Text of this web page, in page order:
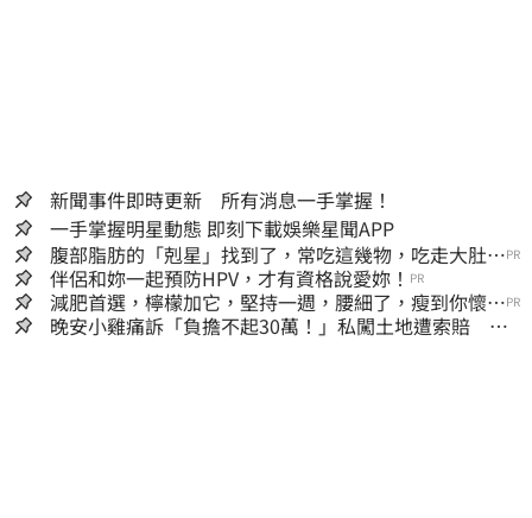
新聞事件即時更新 所有消息一手掌握！
一手掌握明星動態 即刻下載娛樂星聞APP
腹部脂肪的「剋星」找到了，常吃這幾物，吃走大肚
囊，瘦出小蠻腰
PR
伴侶和妳一起預防HPV，才有資格說愛妳！ PR
減肥首選，檸檬加它，堅持一週，腰細了，瘦到你懷疑
人生
PR
晚安小雞痛訴「負擔不起30萬！」私闖土地遭索賠 崩